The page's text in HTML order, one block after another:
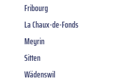
Fribourg
La Chaux-de-Fonds
Meyrin
Sitten
Wädenswil